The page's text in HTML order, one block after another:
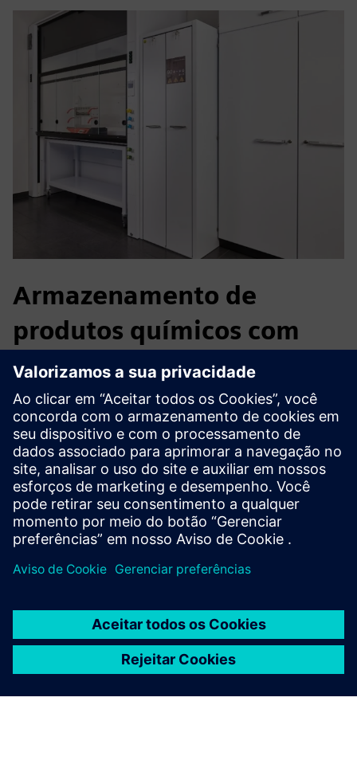
Armazenamento de
produtos químicos com
eficiência de espaço
Os laboratórios de ciências biológicas e farmacêuticas
lidam com produtos químicos inflamáveis, corrosivos e
tóxicos em espaços limitados. O VarioProtect permite o
armazenamento compatível de várias classes de
substâncias perigosas em um único gabinete, reduzindo os
requisitos de espaço e fornecendo acesso seguro e
ergonômico próximo ao local de trabalho.